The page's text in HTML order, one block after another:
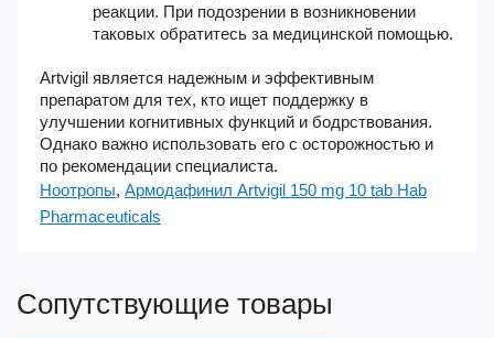
реакции. При подозрении в возникновении
таковых обратитесь за медицинской помощью.
Artvigil является надежным и эффективным
препаратом для тех, кто ищет поддержку в
улучшении когнитивных функций и бодрствования.
Однако важно использовать его с осторожностью и
по рекомендации специалиста.
Ноотропы, Армодафинил Artvigil 150 mg 10 tab Hab
Pharmaceuticals
Сопутствующие товары